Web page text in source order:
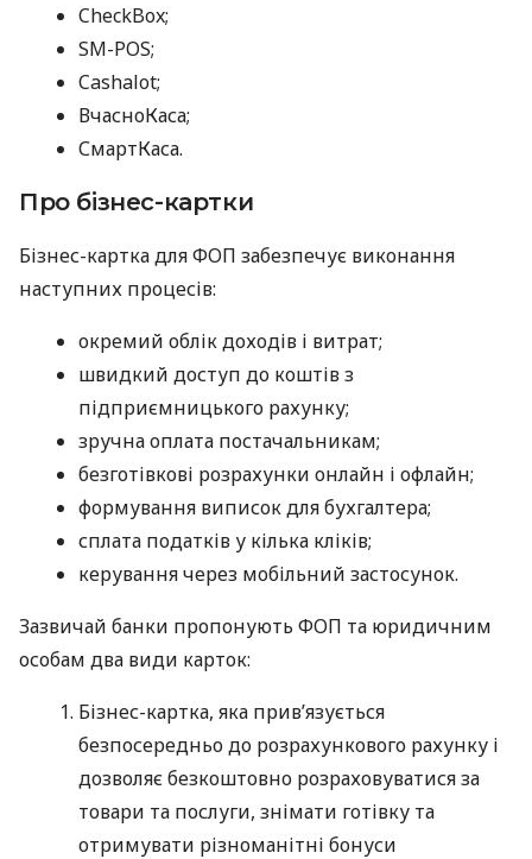
CheckBox;
SM-POS;
Cashalot;
ВчасноКаса;
СмартКаса.
Про бізнес-картки
Бізнес-картка для ФОП забезпечує виконання
наступних процесів:
окремий облік доходів і витрат;
швидкий доступ до коштів з
підприємницького рахунку;
зручна оплата постачальникам;
безготівкові розрахунки онлайн і офлайн;
формування виписок для бухгалтера;
сплата податків у кілька кліків;
керування через мобільний застосунок.
Зазвичай банки пропонують ФОП та юридичним
особам два види карток:
Бізнес-картка, яка прив’язується
безпосередньо до розрахункового рахунку і
дозволяє безкоштовно розраховуватися за
товари та послуги, знімати готівку та
отримувати різноманітні бонуси